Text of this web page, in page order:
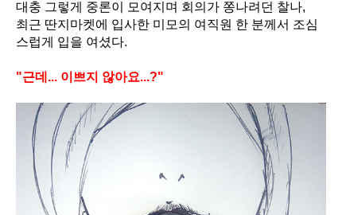
대충 그렇게 중론이 모여지며 회의가 쫑나려던 찰나,
최근 딴지마켓에 입사한 미모의 여직원 한 분께서 조심
스럽게 입을 여셨다.
"근데... 이쁘지 않아요...?"